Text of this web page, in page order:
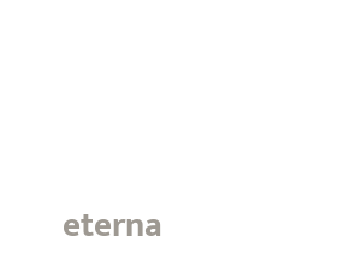
eterna